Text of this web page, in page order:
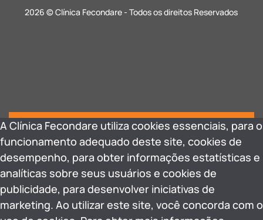
2026 © Clínica Fecondare - Todos os direitos Reservados
A Clínica Fecondare utiliza cookies essenciais, para o
funcionamento adequado deste site, cookies de
desempenho, para obter informações estatísticas e
analíticas sobre seus usuários e cookies de
publicidade, para desenvolver iniciativas de
marketing. Ao utilizar este site, você concorda com o